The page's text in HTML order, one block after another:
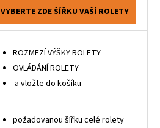
VYBERTE ZDE ŠÍŘKU VAŠÍ ROLETY
ROZMEZÍ VÝŠKY ROLETY
OVLÁDÁNÍ ROLETY
a vložte do košíku
požadovanou šířku celé rolety